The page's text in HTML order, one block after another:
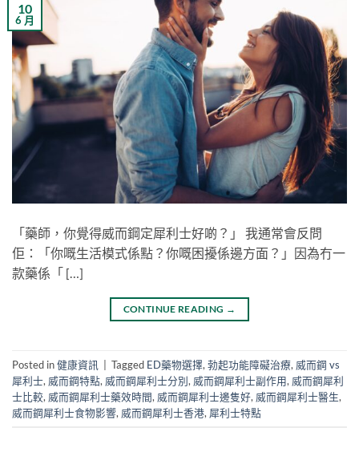
10
6 月
「藥師，你覺得威而鋼定犀利士好啲？」 我通常會反問
佢：「你嘅生活模式係點？你嘅困擾係邊方面？」因為冇一
款藥係「 […]
CONTINUE READING →
Posted in健康資訊 Tagged ED藥物選擇, 勃起功能障礙治療, 威而鋼 vs
犀利士, 威而鋼特點, 威而鋼犀利士分別, 威而鋼犀利士副作用, 威而鋼犀利
士比較, 威而鋼犀利士藥效時間, 威而鋼犀利士邊隻好, 威而鋼犀利士醫生,
威而鋼犀利士食物影響, 威而鋼犀利士香港, 犀利士特點